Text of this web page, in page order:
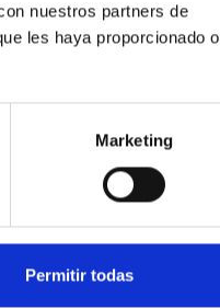
nuestros partners de
les haya proporcionado o
Marketing
Permitir todas